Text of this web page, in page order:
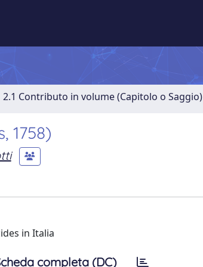
2.1 Contributo in volume (Capitolo o Saggio)
1758)
in Italia
completa (DC)